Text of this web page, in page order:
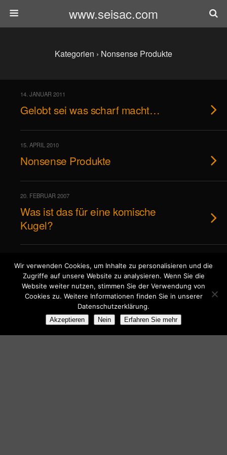
www.seisac.com
Kategorien › Nonsense Produkte
14. JANUAR 2011
Gelobt sei was scharf macht…
15. APRIL 2010
Nonsense Produkte
20. FEBRUAR 2007
Was ist das für eine komische
Kugel?
Zum Seitenanfang
Mobil Desktop
Wir verwenden Cookies, um Inhalte zu personalisieren und die
Zugriffe auf unsere Website zu analysieren. Wenn Sie die
Website weiter nutzen, stimmen Sie der Verwendung von
Cookies zu. Weitere Informationen finden Sie in unserer
Datenschutzerklärung.
Akzeptieren Nein Erfahren Sie mehr